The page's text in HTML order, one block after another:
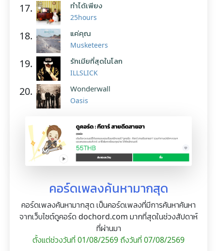
17. ทำได้เพียง
25hours
18. แค่คุณ
Musketeers
19. รักเมียที่สุดในโลก
ILLSLICK
20. Wonderwall
Oasis
คอร์ดเพลงค้นหามากสุด
คอร์ดเพลงค้นหามากสุด เป็นคอร์ดเพลงที่มีการค้นหาค้นหา
จากเว็บไซต์ดูคอร์ด dochord.com มากที่สุดในช่วงสัปดาห์
ที่ผ่านมา
ตั้งแต่ช่วงวันที่ 01/08/2569 ถึงวันที่ 07/08/2569